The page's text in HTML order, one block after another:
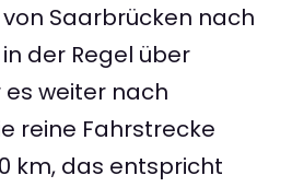
Saarbrücken nach
der Regel über
es weiter nach
reine Fahrstrecke
km, das entspricht